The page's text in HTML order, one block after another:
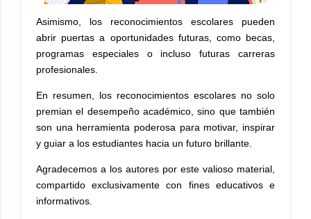
Asimismo, los reconocimientos escolares pueden
abrir puertas a oportunidades futuras, como becas,
programas especiales o incluso futuras carreras
profesionales.
En resumen, los reconocimientos escolares no solo
premian el desempeño académico, sino que también
son una herramienta poderosa para motivar, inspirar
y guiar a los estudiantes hacia un futuro brillante.
Agradecemos a los autores por este valioso material,
compartido exclusivamente con fines educativos e
informativos.